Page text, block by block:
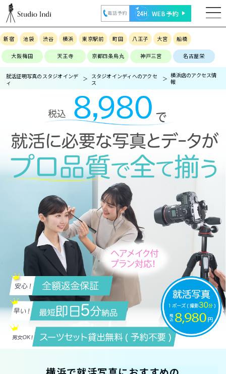
電話予約 WEB予約
新宿 池袋 渋谷 横浜 東京駅前 町田 八王子 大宮 船橋
大阪梅田 天王寺 京都四条烏丸 神戸三宮 名古屋栄
就活証明写真のスタジオインデ
ィ
スタジオインディへのアクセ
ス
横浜店のアクセス情
報
新宿